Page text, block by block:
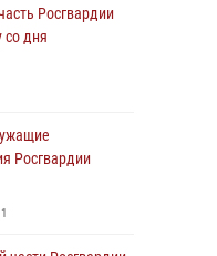
время
Росгвардии
Росгвардии
со дня
Росгвардии
1